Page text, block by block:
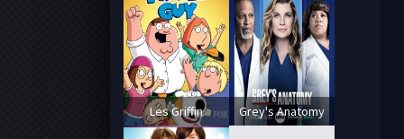
Les Griffin Grey's Anatomy